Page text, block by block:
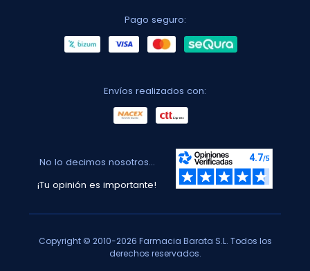
Pago seguro:
Envíos realizados con:
No lo decimos nosotros...
¡Tu opinión es importante!
Copyright © 2010-2026 Farmacia Barata S.L. Todos los
derechos reservados.